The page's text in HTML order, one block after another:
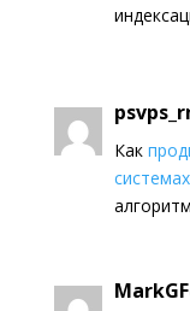
Как
системах